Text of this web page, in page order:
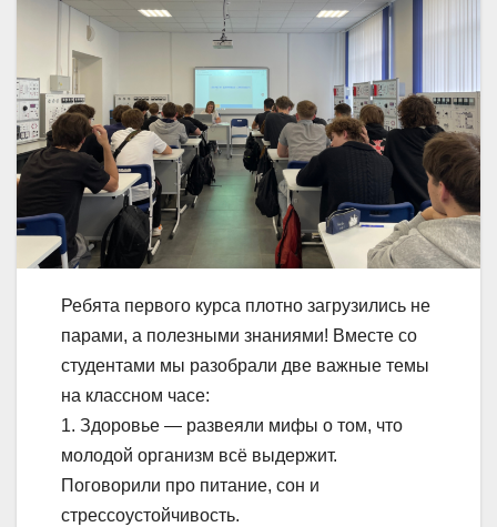
Ребята первого курса плотно загрузились не
парами, а полезными знаниями! Вместе со
студентами мы разобрали две важные темы
на классном часе:
1. Здоровье — развеяли мифы о том, что
молодой организм всё выдержит.
Поговорили про питание, сон и
стрессоустойчивость.